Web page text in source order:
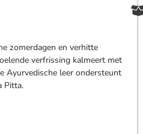
zomerdagen en verhitte
verfrissing kalmeert met
Ayurvedische leer ondersteunt
Pitta.